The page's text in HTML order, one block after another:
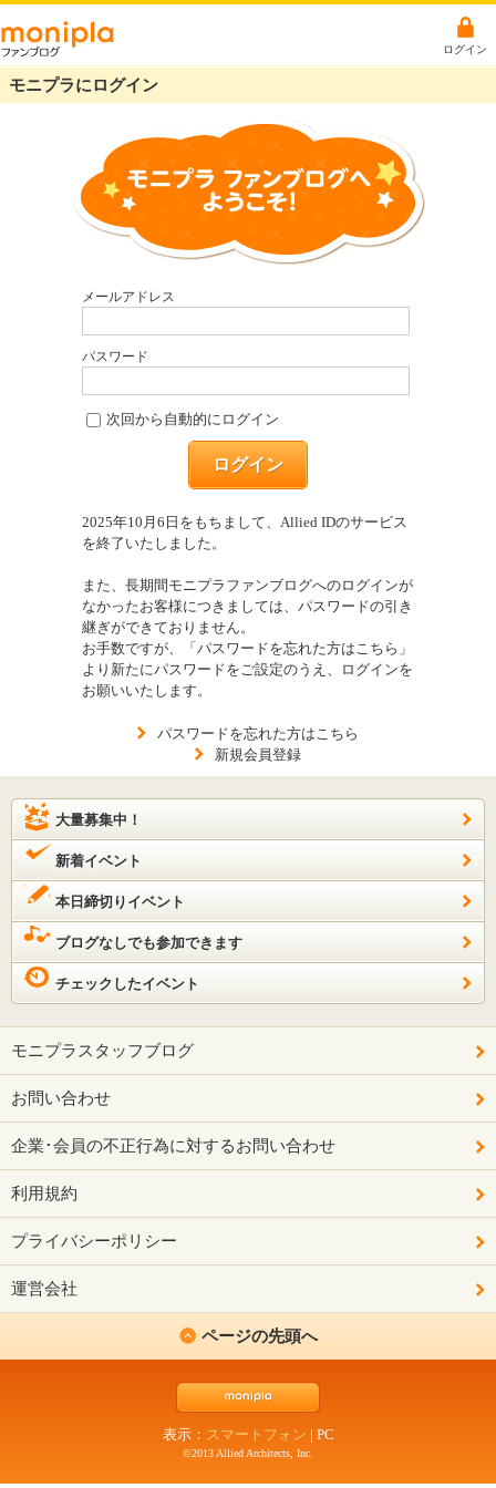
ログイン
モニプラにログイン
メールアドレス
パスワード
次回から自動的にログイン
ログイン
2025年10月6日をもちまして、Allied IDのサービス
を終了いたしました。
また、長期間モニプラファンブログへのログインが
なかったお客様につきましては、パスワードの引き
継ぎができておりません。
お手数ですが、「パスワードを忘れた方はこちら」
より新たにパスワードをご設定のうえ、ログインを
お願いいたします。
パスワードを忘れた方はこちら
新規会員登録
大量募集中！
新着イベント
本日締切りイベント
ブログなしでも参加できます
チェックしたイベント
モニプラスタッフブログ
お問い合わせ
企業･会員の不正行為に対するお問い合わせ
利用規約
プライバシーポリシー
運営会社
ページの先頭へ
表示： スマートフォン | PC
©2013 Allied Architects, Inc.